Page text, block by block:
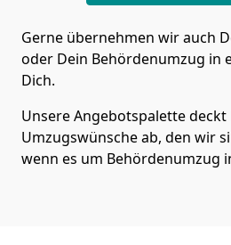
Gerne übernehmen wir auch
oder Dein Behördenumzug in
Dich.
Unsere Angebotspalette
Umzugswünsche ab, den wir
wenn es um Behördenumzug